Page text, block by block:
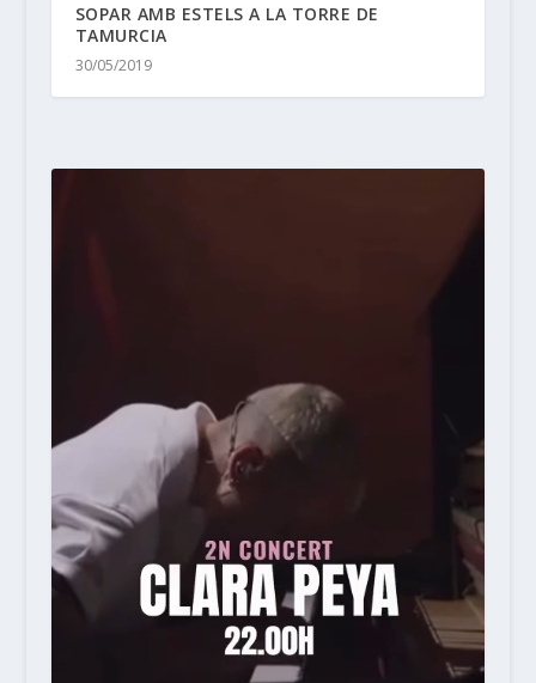
SOPAR AMB ESTELS A LA TORRE DE
TAMURCIA
30/05/2019